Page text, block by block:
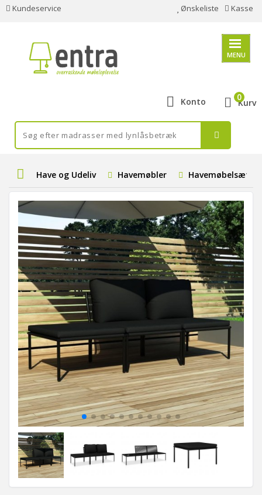
Kundeservice Ønskeliste Kasse
MENU
Konto Kurv
0
Have og Udeliv Havemøbler Havemøbelsæt